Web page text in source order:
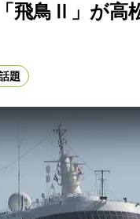
飛鳥Ⅱ」が
題